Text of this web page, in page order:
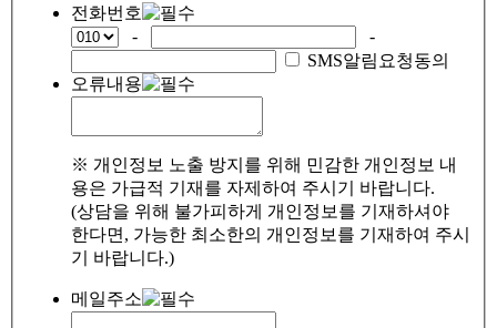
전화번호
-
-
SMS알림요청동의
오류내용
※ 개인정보 노출 방지를 위해 민감한 개인정보 내
용은 가급적 기재를 자제하여 주시기 바랍니다.
(상담을 위해 불가피하게 개인정보를 기재하셔야
한다면, 가능한 최소한의 개인정보를 기재하여 주시
기 바랍니다.)
메일주소